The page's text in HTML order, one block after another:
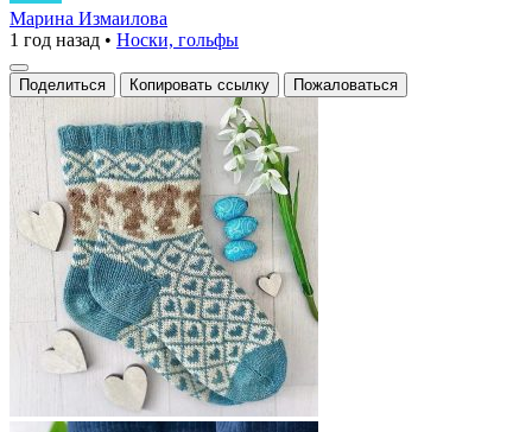
изящества
в
каждой
петле:
носки
узором
Марина Измаилова
1 год назад • Носки, гольфы
Поделиться Копировать ссылку Пожаловаться